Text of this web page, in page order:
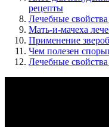
рецепты
Лечебные
Мать-и-мачеха
Применение
Чем полезен
Лечебные